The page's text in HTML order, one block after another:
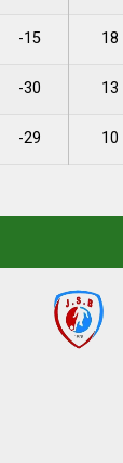
-15 18
-30 13
-29 10